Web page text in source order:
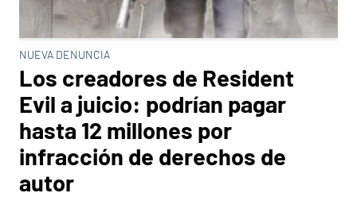
NUEVA DENUNCIA
Los creadores de Resident
Evil a juicio: podrían pagar
hasta 12 millones por
infracción de derechos de
autor